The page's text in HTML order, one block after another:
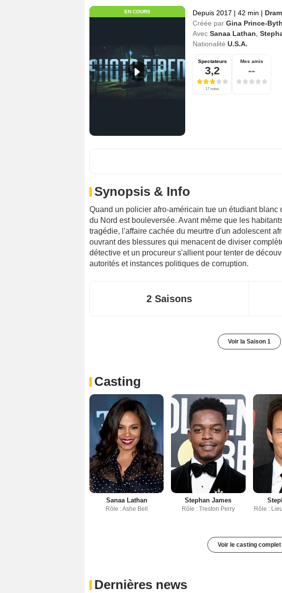
EN COURS Depuis 2017 | 42 min |
Créée par Gina Prince-
Avec Sanaa Lathan
Nationalité U.S.A.
Spectateurs
3,2
17 notes
Mes amis
--
Synopsis & Info
Quand un policier afro-américain tue un étudiant
du Nord est bouleversée. Avant même que les
tragédie, l'affaire cachée du meurtre d'un adolescent
ouvrant des blessures qui menacent de diviser
détective et un procureur s'allient pour tenter de
autorités et instances politiques de corruption.
2 Saisons
Voir la Saison 1
Casting
Sanaa Lathan
Rôle : Ashe Bell
Stephan James
Rôle : Treston Perry Rôle :
Voir le casting complet
Dernières news